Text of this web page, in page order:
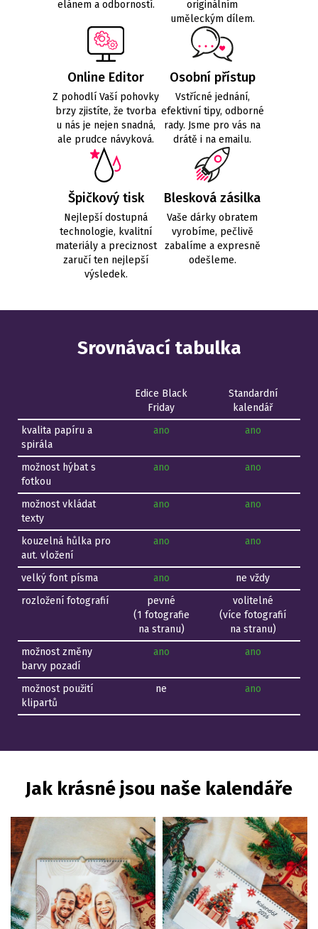
elánem a odborností.
originálním
uměleckým dílem.
Online Editor
Z pohodlí Vaší pohovky
brzy zjistíte, že tvorba
u nás je nejen snadná,
ale prudce návyková.
Osobní přístup
Vstřícné jednání,
efektivní tipy, odborné
rady. Jsme pro vás na
drátě i na emailu.
Špičkový tisk
Nejlepší dostupná
technologie, kvalitní
materiály a preciznost
zaručí ten nejlepší
výsledek.
Blesková zásilka
Vaše dárky obratem
vyrobíme, pečlivě
zabalíme a expresně
odešleme.
Srovnávací tabulka
Edice Black
Friday
Standardní
kalendář
kvalita papíru a
spirála
ano ano
možnost hýbat s
fotkou
ano ano
možnost vkládat
texty
ano ano
kouzelná hůlka pro
aut. vložení
ano ano
velký font písma ano
ne vždy
rozložení fotografií
pevné
(1 fotografie
na stranu)
volitelné
(více fotografií
na stranu)
možnost změny
barvy pozadí
ano ano
možnost použití
klipartů
ne ano
Jak krásné jsou naše kalendáře